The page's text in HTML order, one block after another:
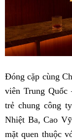
Đóng cặp cùng
viên Trung
trẻ chung công
Nhiệt Ba, Cao
mặt quen thuộc